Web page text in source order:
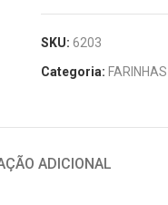
SKU: 6203
Categoria:
ADICIONAL